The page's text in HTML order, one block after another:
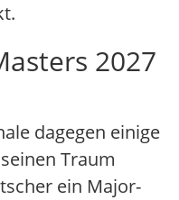
2027
dagegen einige
Traum
ein Major-